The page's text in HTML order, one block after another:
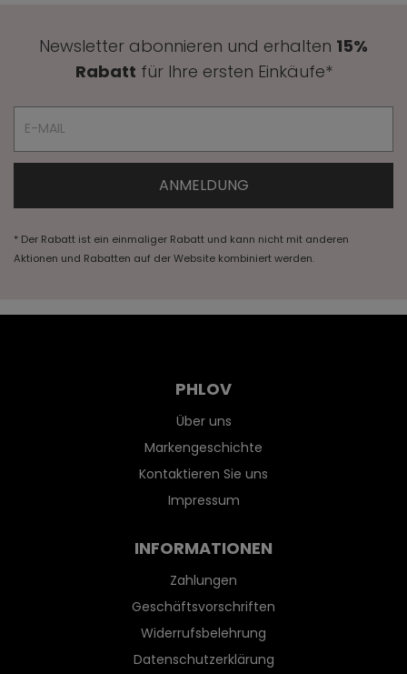
Newsletter abonnieren und erhalten 15%
Rabatt für Ihre ersten Einkäufe*
* Der Rabatt ist ein einmaliger Rabatt und kann nicht mit anderen
Aktionen und Rabatten auf der Website kombiniert werden.
PHLOV
Über uns
Markengeschichte
Kontaktieren Sie uns
Impressum
INFORMATIONEN
Zahlungen
Geschäftsvorschriften
Widerrufsbelehrung
Datenschutzerklärung